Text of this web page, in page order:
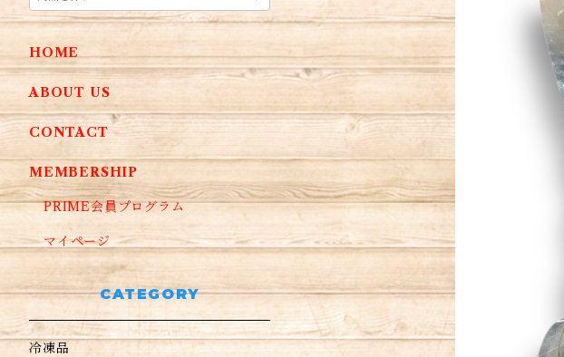
HOME
ABOUT US
CONTACT
MEMBERSHIP
PRIME会員プログラム
マイページ
CATEGORY
冷凍品